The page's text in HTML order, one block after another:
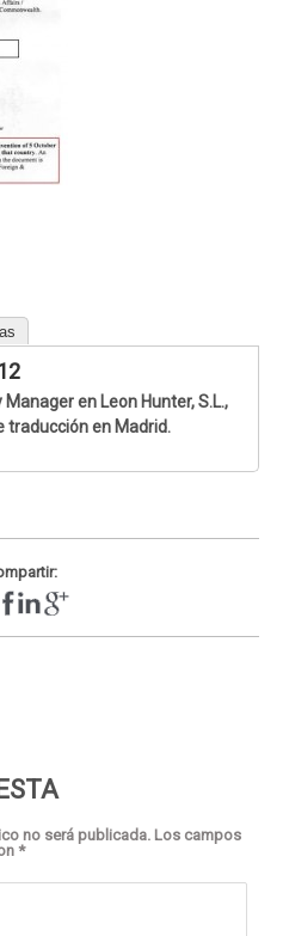
en Leon Hunter, S.L.,
traducción en Madrid.
no será publicada. Los campos
*